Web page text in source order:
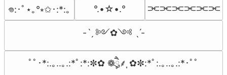
𖦹:･ﾟ⋆｡°⭒✩･:*:｡ °.•☆•.° ⫘⫘⫘⫘⫘⫘
-ˋˏ ༻✿༺ ˎˊ-
ﾟﾟ･*:.｡..｡.:*ﾟ:*:✼✿ ❁ཻུ۪۪⸙͎ ✿✼:*ﾟ:.｡..｡.:*･ﾟﾟ